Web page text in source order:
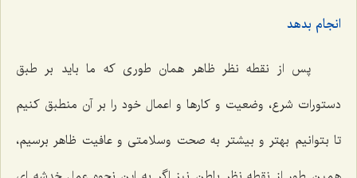
انجام بدهد
پس از نقطه نظر ظاهر همان طوری که ما باید بر طبق
دستورات شرع، وضعیت و کارها و اعمال خود را بر آن منطبق کنیم
تا بتوانیم بهتر و بیشتر به صحت وسلامتی و عافیت ظاهر برسیم،